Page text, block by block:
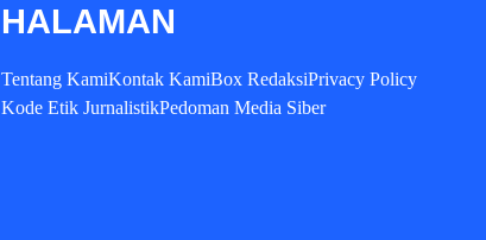
HALAMAN
Tentang KamiKontak KamiBox RedaksiPrivacy Policy
Kode Etik JurnalistikPedoman Media Siber